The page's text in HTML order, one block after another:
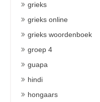
grieks
grieks online
grieks woordenboek
groep 4
guapa
hindi
hongaars